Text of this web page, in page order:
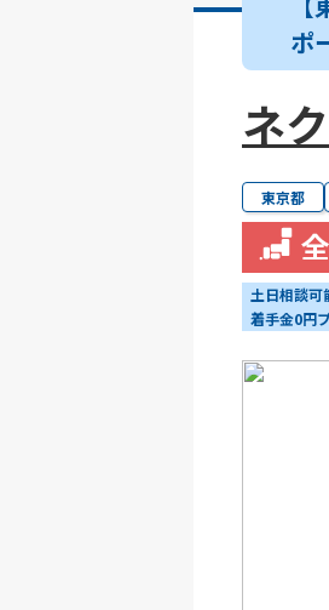
ポ
ネ
東京都
土日相談可
着手金0円